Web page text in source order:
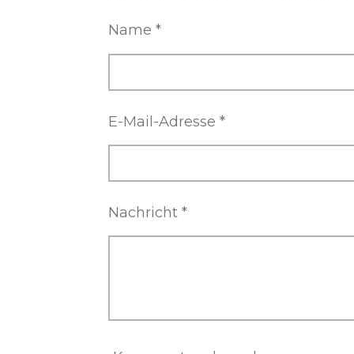
Name *
E-Mail-Adresse *
Nachricht *